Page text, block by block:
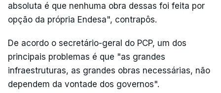
absoluta é que nenhuma obra dessas foi feita por
opção da própria Endesa", contrapôs.
De acordo o secretário-geral do PCP, um dos
principais problemas é que "as grandes
infraestruturas, as grandes obras necessárias, não
dependem da vontade dos governos".